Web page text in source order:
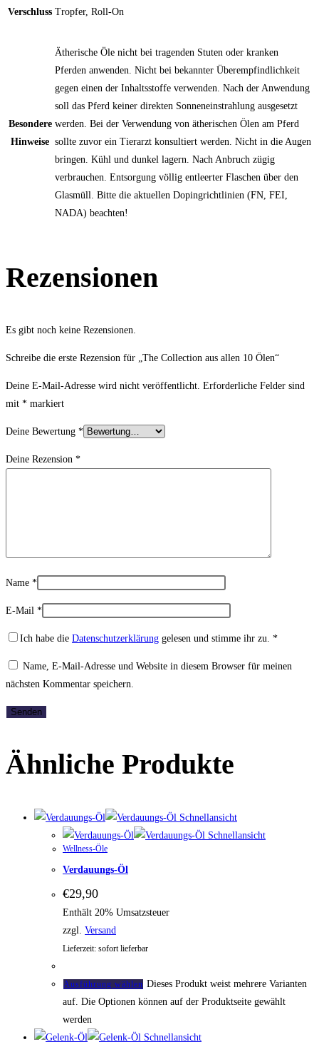
Verschluss Tropfer, Roll-On
Besondere
Hinweise
Ätherische Öle nicht bei tragenden Stuten oder kranken
Pferden anwenden. Nicht bei bekannter Überempfindlichkeit
gegen einen der Inhaltsstoffe verwenden. Nach der Anwendung
soll das Pferd keiner direkten Sonneneinstrahlung ausgesetzt
werden. Bei der Verwendung von ätherischen Ölen am Pferd
sollte zuvor ein Tierarzt konsultiert werden. Nicht in die Augen
bringen. Kühl und dunkel lagern. Nach Anbruch zügig
verbrauchen. Entsorgung völlig entleerter Flaschen über den
Glasmüll. Bitte die aktuellen Dopingrichtlinien (FN, FEI,
NADA) beachten!
Rezensionen
Es gibt noch keine Rezensionen.
Schreibe die erste Rezension für „The Collection aus allen 10 Ölen“
Deine E-Mail-Adresse wird nicht veröffentlicht. Erforderliche Felder sind
mit * markiert
Deine Bewertung *
Deine Rezension *
Name *
E-Mail *
Ich habe die Datenschutzerklärung gelesen und stimme ihr zu. *
Name, E-Mail-Adresse und Website in diesem Browser für meinen
nächsten Kommentar speichern.
Ähnliche Produkte
Schnellansicht
Schnellansicht
Wellness-Öle
Verdauungs-Öl
€29,90
Enthält 20% Umsatzsteuer
zzgl. Versand
Lieferzeit: sofort lieferbar
Ausführung wählen Dieses Produkt weist mehrere Varianten
auf. Die Optionen können auf der Produktseite gewählt
werden
Schnellansicht